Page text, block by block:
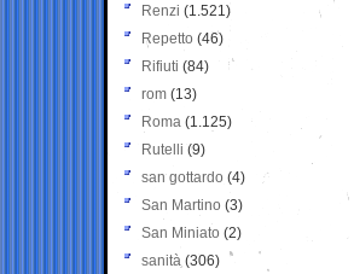
Renzi (1.521)
Repetto (46)
Rifiuti (84)
rom (13)
Roma (1.125)
Rutelli (9)
san gottardo (4)
San Martino (3)
San Miniato (2)
sanità (306)